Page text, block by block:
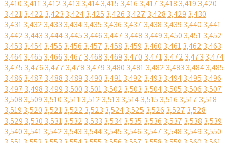
3,410 3,4113,412 3,413 3,4143,415 3,416 3,417 3,418 3,419 3,420
3,4213,422 3,423 3,4243,425 3,426 3,427 3,428 3,429 3,430
3,4313,432 3,433 3,4343,435 3,436 3,437 3,438 3,439 3,440 3,441
3,442 3,443 3,4443,445 3,446 3,447 3,448 3,449 3,450 3,4513,452
3,453 3,4543,455 3,456 3,457 3,458 3,459 3,460 3,4613,462 3,463
3,4643,465 3,466 3,467 3,468 3,469 3,470 3,4713,472 3,473 3,474
3,475 3,476 3,477 3,478 3,479 3,480 3,4813,482 3,483 3,4843,485
3,486 3,487 3,488 3,489 3,490 3,4913,492 3,493 3,4943,495 3,496
3,497 3,498 3,499 3,500 3,5013,502 3,503 3,5043,505 3,506 3,507
3,508 3,509 3,510 3,5113,512 3,513 3,5143,515 3,516 3,517 3,518
3,519 3,520 3,5213,522 3,523 3,5243,525 3,526 3,527 3,528
3,529 3,530 3,5313,532 3,533 3,5343,535 3,536 3,537 3,538 3,539
3,540 3,5413,542 3,543 3,5443,545 3,546 3,547 3,548 3,549 3,550